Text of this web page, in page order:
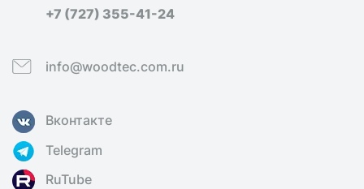
+7 (727) 355-41-24
info@woodtec.com.ru
Вконтакте
Telegram
RuTube